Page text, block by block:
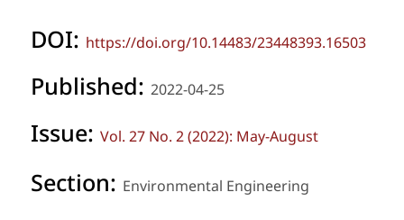
DOI: https://doi.org/10.14483/23448393.16503
Published: 2022-04-25
Issue: Vol. 27 No. 2 (2022): May-August
Section: Environmental Engineering